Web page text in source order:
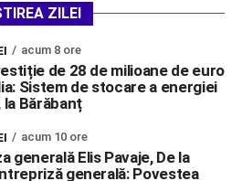
ZILEI
acum 8 ore
de 28 de milioane de euro
Sistem de stocare a energiei
Bărăbanț
acum 10 ore
generală Elis Pavaje, De la
generală: Povestea